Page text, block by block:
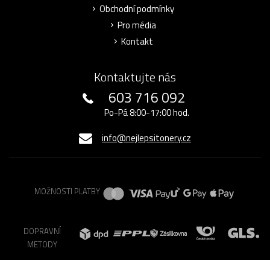
Obchodní podmínky
Pro média
Kontakt
Kontaktujte nás
603 716 092
Po-Pá 8:00-17:00 hod.
info@nejlepsitonery.cz
MOŽNOSTI PLATBY
DOPRAVNÍ
METODY